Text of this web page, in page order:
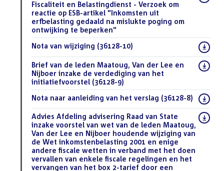
bestand:
Fiscaliteit en Belastingdienst - Verzoek om
reactie op ESB-artikel "Inkomsten uit
erfbelasting gedaald na mislukte poging om
ontwijking te beperken"
Download
Nota van wijziging (36128-10)
Download
bestand:
Brief van de leden Maatoug, Van der Lee en
Nijboer inzake de verdediging van het
initiatiefvoorstel (36128-9)
Download
bestand:
Nota naar aanleiding van het verslag (36128-8) (PDF)
Download
bestand:
Advies Afdeling advisering Raad van State
inzake voorstel van wet van de leden Maatoug,
Van der Lee en Nijboer houdende wijziging van
de Wet inkomstenbelasting 2001 en enige
andere fiscale wetten in verband met het doen
vervallen van enkele fiscale regelingen en het
vervangen van het box 2-tarief door een